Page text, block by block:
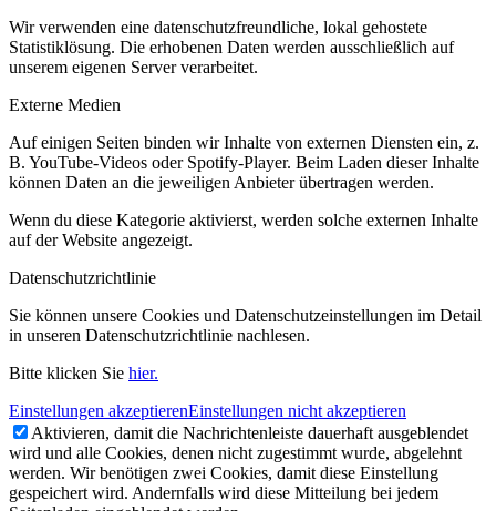
Wir verwenden eine datenschutzfreundliche, lokal gehostete
Statistiklösung. Die erhobenen Daten werden ausschließlich auf
unserem eigenen Server verarbeitet.
Externe Medien
Auf einigen Seiten binden wir Inhalte von externen Diensten ein, z.
B. YouTube-Videos oder Spotify-Player. Beim Laden dieser Inhalte
können Daten an die jeweiligen Anbieter übertragen werden.
Wenn du diese Kategorie aktivierst, werden solche externen Inhalte
auf der Website angezeigt.
Datenschutzrichtlinie
Sie können unsere Cookies und Datenschutzeinstellungen im Detail
in unseren Datenschutzrichtlinie nachlesen.
Bitte klicken Sie hier.
Einstellungen akzeptierenEinstellungen nicht akzeptieren
Aktivieren, damit die Nachrichtenleiste dauerhaft ausgeblendet
wird und alle Cookies, denen nicht zugestimmt wurde, abgelehnt
werden. Wir benötigen zwei Cookies, damit diese Einstellung
gespeichert wird. Andernfalls wird diese Mitteilung bei jedem